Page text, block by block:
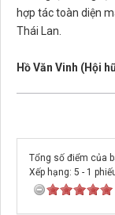
hợp tác toàn diện
Thái Lan.
Hồ Văn Vinh (Hội
Tổng số điểm của
Xếp hạng: 5 - 1